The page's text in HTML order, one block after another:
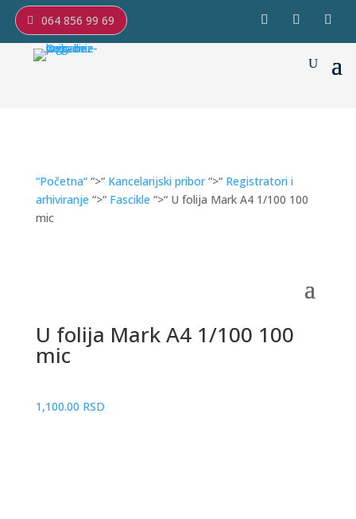
064 856 99 69
“Početna““>“ Kancelarijski pribor“>“ Registratori i
arhiviranje “>“ Fascikle “>“ U folija Mark A4 1/100 100
mic
U folija Mark A4 1/100 100
mic
1,100.00 RSD